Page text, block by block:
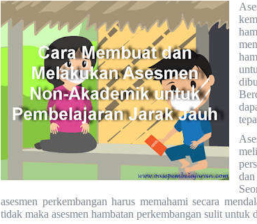
asesmen perkembangan harus memahami secara
tidak maka asesmen hambatan perkembangan sulit untuk